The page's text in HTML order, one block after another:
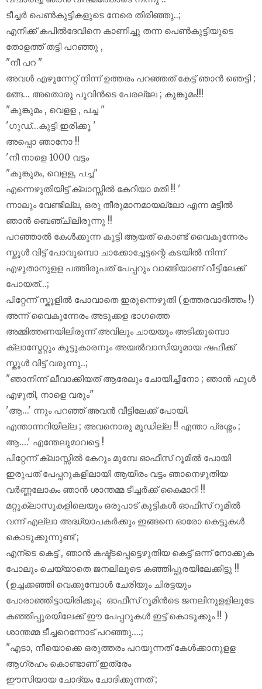
ടീച്ചർ പെണ്‍കുട്ടികളുടെ നേരെ തിരിഞ്ഞു..;
എനിക്ക് കപിൽദേവിനെ കാണിച്ചു തന്ന പെണ്‍കുട്ടിയുടെ
തോളത്ത് തട്ടി പറഞ്ഞു ,
"നീ പറ "
അവൾ എഴുന്നേറ്റ് നിന്ന് ഉത്തരം പറഞ്ഞത് കേട്ട് ഞാൻ ഞെട്ടി ;
ങ്ങേ... അതൊരു പൂവിൻടെ പേരല്ലേ ; കുങ്കുമം!!!
"കുങ്കുമം , വെളള , പച്ച "
'ഗുഡ്...കുട്ടി ഇരിക്കൂ '
അപ്പൊ ഞാനോ !!
'നീ നാളെ 1000 വട്ടം
"കുങ്കുമം, വെളള, പച്ച"
എന്നെഴുതിയിട്ട് ക്ലാസ്സിൽ കേറിയാ മതി !! '
ന്നാലും വേണ്ടില്ല, ഒരു തീരുമാനമായല്ലോ എന്ന മട്ടിൽ
ഞാൻ ബെഞ്ചിലിരുന്നു !!
പറഞ്ഞാൽ കേൾക്കുന്ന കുട്ടി ആയത് കൊണ്ട് വൈകുന്നേരം
സ്കൂൾ വിട്ട് പോവുമ്പൊ ചാക്കോച്ചേട്ടന്റെ കടയിൽ നിന്ന്
എഴുതാനുളള പത്തിരുപത് പേപ്പറും വാങ്ങിയാണ് വീട്ടിലേക്ക്
പോയത്...;
പിറ്റേന്ന് സ്കൂളിൽ പോവാതെ ഇരുന്നെഴുതി (ഉത്തരവാദിത്തം !)
അന്ന് വൈകുന്നേരം അടുക്കള ഭാഗത്തെ
അമ്മിത്തണയിലിരുന്ന് അവിലും ചായയും അടിക്കുമ്പൊ
ക്ലാസ്മേറ്റും കൂട്ടുകാരനും അയൽവാസിയുമായ ഷഫീക്ക്
സ്കൂൾ വിട്ട് വരുന്നു..;
"ഞാനിന്ന് ലീവാക്കിയത് ആരേലും ചോയിച്ചീനോ ; ഞാൻ ഫുൾ
എഴുതി, നാളെ വരും"
'ആ...' ന്നും പറഞ്ഞ് അവൻ വീട്ടിലേക്ക് പോയി.
എന്താന്നറിയില്ല ; അവനൊരു മൂഡില്ല !! എന്താ പ്രശ്നം ;
ആ....' എന്തേലുമാവട്ടെ !
പിറ്റേന്ന് ക്ലാസ്സിൽ കേറും മുമ്പേ ഓഫീസ് റൂമിൽ പോയി
ഇരുപത് പേപ്പറുകളിലായി ആയിരം വട്ടം ഞാനെഴുതിയ
വർണ്ണലോകം ഞാൻ ശാന്തമ്മ ടീച്ചർക്ക് കൈമാറി !!
മറ്റുക്ലാസുകളിലെയും ഒരുപാട് കുട്ടികൾ ഓഫീസ് റൂമിൽ
വന്ന് എല്ലാ അദ്ധ്യാപകർക്കും ഇങ്ങനെ ഓരോ കെട്ടുകൾ
കൊടുക്കുന്നുണ്ട് ;
എന്ടെ കെട്ട് , ഞാൻ കഷ്ട്ടപ്പെട്ടെഴുതിയ കെട്ട് ഒന്ന് നോക്കുക
പോലും ചെയ്യാതെ ജനലിലൂടെ കഞ്ഞിപ്പുരയിലേക്കിട്ടു !!
(ഉച്ചക്കഞ്ഞി വെക്കുമ്പോൾ ചേരിയും ചിരട്ടയും
പോരാഞ്ഞിട്ടായിരിക്കും; ഓഫീസ് റൂമിൻടെ ജനലിനുളളിലൂടേ
കഞ്ഞിപ്പുരയിലേക്ക് ഈ പേപ്പറുകൾ ഇട്ട് കൊടുക്കും !! )
ശാന്തമ്മ ടീച്ചറെന്നോട് പറഞ്ഞു....;
"എടാ, നീയൊക്കെ ഒരുത്തരം പറയുന്നത് കേൾക്കാനുളള
ആഗ്രഹം കൊണ്ടാണ് ഇത്രേം
ഈസിയായ ചോദ്യം ചോദിക്കുന്നത് ;